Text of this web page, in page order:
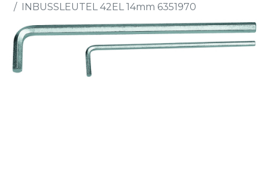
INBUSSLEUTEL 42EL 14mm 6351970